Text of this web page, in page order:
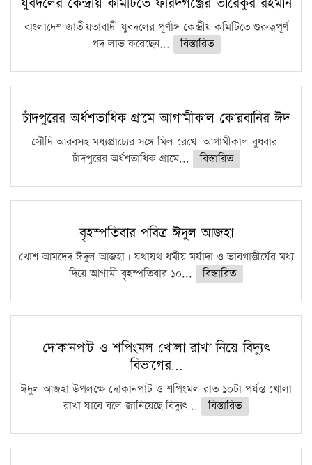
ফরিদগঞ্জে আগুনে পুড়লো ৬ ব্যবসা প্রতিষ্ঠান
বাংলাদেশ জাতীয়তাবাদী যুবদলের পূর্ণাঙ্গ কেন্দ্রীয় কমিটিতে গুরুত্বপূর্ণ
পদ লাভ করেছেন...
বিস্তারিত
চাঁদপুরের অর্ধশতাধিক গ্রামে আগামীকাল কোরবানির ঈদ
সৌদি আরবসহ মধ্যপ্রাচ্যের সঙ্গে মিল রেখে আগামীকাল বুধবার
চাঁদপুরের অর্ধশতাধিক গ্রামে...
বিস্তারিত
বৃহস্পতিবার পবিত্র ঈদুল আজহা
খোশ আমদেদ ঈদুল আজহা। যথাযথ ধর্মীয় মর্যাদা ও ভাবগাম্ভীর্যের মধ্য
দিয়ে আগামী বৃহস্পতিবার ১০...
বিস্তারিত
দোকানপাট ও শপিংমল খোলা রাখা নিয়ে বিদ্যুৎ
বিভাগের…
ঈদুল আজহা উপলক্ষে দোকানপাট ও শপিংমল রাত ১০টা পর্যন্ত খোলা
রাখা যাবে বলে জানিয়েছে বিদ্যুৎ...
বিস্তারিত